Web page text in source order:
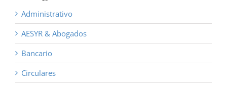
Administrativo
AESYR & Abogados
Bancario
Circulares